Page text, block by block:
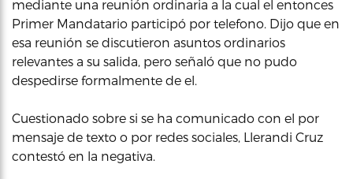
mediante una reunión ordinaria a la cual el entonces
Primer Mandatario participó por telefono. Dijo que en
esa reunión se discutieron asuntos ordinarios
relevantes a su salida, pero señaló que no pudo
despedirse formalmente de el.
Cuestionado sobre si se ha comunicado con el por
mensaje de texto o por redes sociales, Llerandi Cruz
contestó en la negativa.